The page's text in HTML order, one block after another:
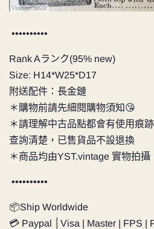
••••••••••
Rank Aランク(95% new)
Size: H14*W25*D17
附送配件：長金鏈
＊購物前請先細閱購物須知😘
＊請理解中古品點都會有使用痕
查詢清楚，已售貨品不設退換
＊商品均由YST.vintage 實物拍攝
••••••••••
📦Ship Worldwide
💳 Paypal │Visa | Master | FPS |